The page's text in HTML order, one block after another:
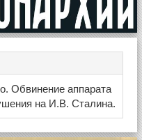
Обвинение аппарата
на И.В. Сталина.